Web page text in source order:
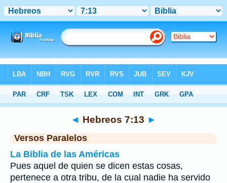
>Hebreos Capítulo 7 > Verso 13
◄ Hebreos 7:13 ►
Versos Paralelos
La Biblia de las Américas
Pues aquel de quien se dicen estas cosas,
pertenece a otra tribu, de la cual nadie ha servido